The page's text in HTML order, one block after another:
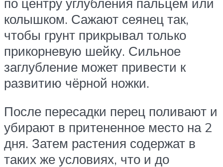
колышком. Сажают сеянец так,
чтобы грунт прикрывал только
прикорневую шейку. Сильное
заглубление может привести к
развитию чёрной ножки.
После пересадки перец поливают и
убирают в притененное место на 2
дня. Затем растения содержат в
таких же условиях, что и до